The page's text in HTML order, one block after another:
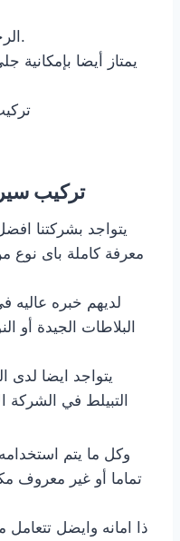
الرخام حتى في أضيق الأماكن.
يمتاز أيضا بإمكانية
تركيب
يتواجد بشركتنا
معرفة كاملة باى نوع
لديهم خبره عاليه
البلاطات الجيدة أو
يتواجد ايضا لدى
التبيلط في الشركة
وكل ما يتم
تماما أو غير معروف
ذا امانه وايضل